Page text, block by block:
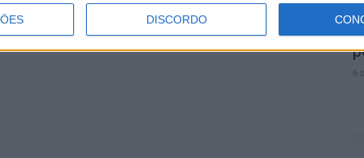
DISCORDO
6